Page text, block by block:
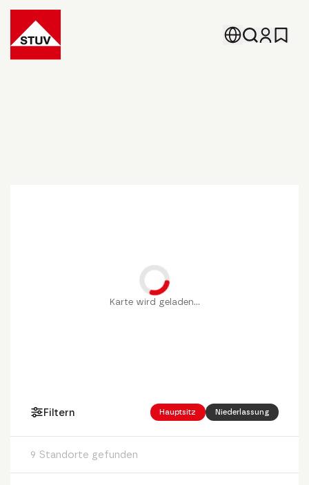
Go To the Homepage
Filtern Hauptsitz Niederlassung
9 Standorte gefunden
Karte wird geladen...